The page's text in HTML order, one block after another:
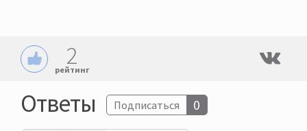
2
рейтинг
Ответы Подписаться 0